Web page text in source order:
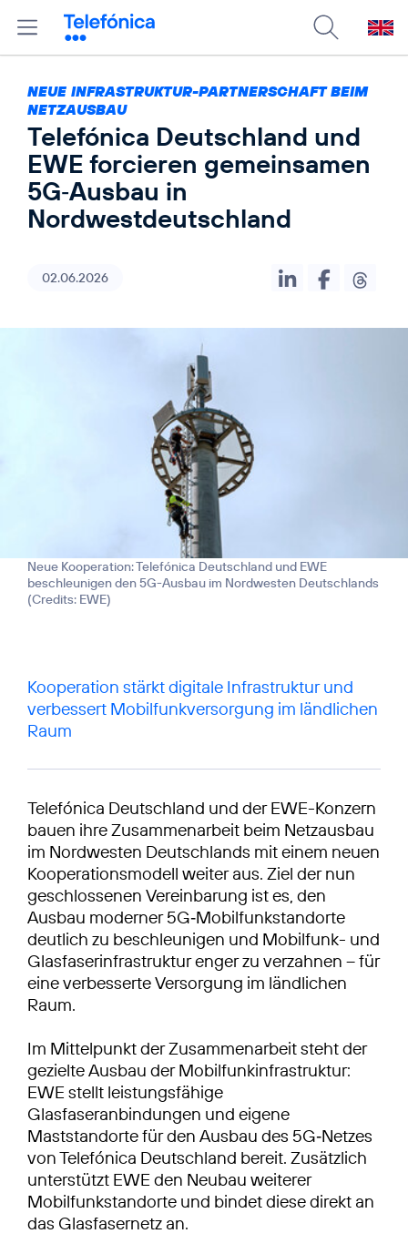
NEUE INFRASTRUKTUR-PARTNERSCHAFT BEIM
NETZAUSBAU
Telefónica Deutschland und
EWE forcieren gemeinsamen
5G‑Ausbau in
Nordwestdeutschland
02.06.2026
Neue Kooperation: Telefónica Deutschland und EWE
beschleunigen den 5G-Ausbau im Nordwesten Deutschlands
(Credits: EWE)
Kooperation stärkt digitale Infrastruktur und
verbessert Mobilfunkversorgung im ländlichen
Raum
Telefónica Deutschland und der EWE-Konzern
bauen ihre Zusammenarbeit beim Netzausbau
im Nordwesten Deutschlands mit einem neuen
Kooperationsmodell weiter aus. Ziel der nun
geschlossenen Vereinbarung ist es, den
Ausbau moderner 5G‑Mobilfunkstandorte
deutlich zu beschleunigen und Mobilfunk- und
Glasfaserinfrastruktur enger zu verzahnen – für
eine verbesserte Versorgung im ländlichen
Raum.
Im Mittelpunkt der Zusammenarbeit steht der
gezielte Ausbau der Mobilfunkinfrastruktur:
EWE stellt leistungsfähige
Glasfaseranbindungen und eigene
Maststandorte für den Ausbau des 5G‑Netzes
von Telefónica Deutschland bereit. Zusätzlich
unterstützt EWE den Neubau weiterer
Mobilfunkstandorte und bindet diese direkt an
das Glasfasernetz an.